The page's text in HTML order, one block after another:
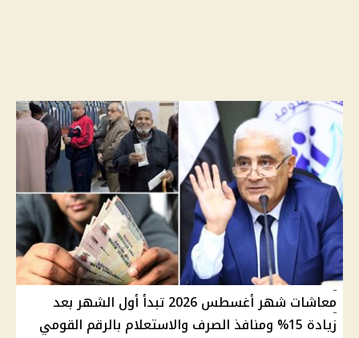
معاشات شهر أغسطس 2026 تبدأ أول الشهر بعد
زيادة 15% ومنافذ الصرف والاستعلام بالرقم القومي